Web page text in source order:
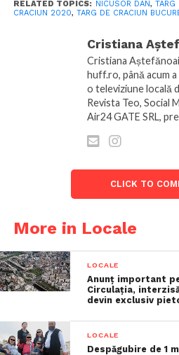
RELATED TOPICS: NICUSOR DAN, TARG
CRACIUN 2020, TARG DE CRACIUN
Cristiana
Cristiana
huff.ro, până acum
o televiziune locală
Revista Teo, Social
Air24 GATE SRL,
CLICK TO
More in Locale
LOCALE
Anunț important
Circulația,
devin exclusiv
LOCALE
Despăgubire de 1